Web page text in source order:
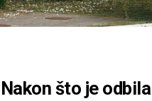
Nakon što je